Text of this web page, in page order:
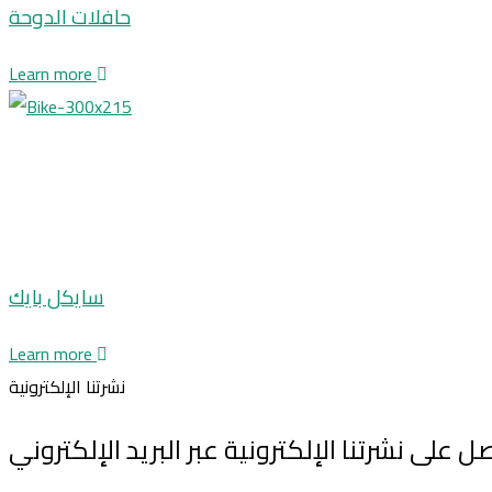
حافلات الدوحة
Learn more
سايكل بايك
Learn more
نشرتنا الإلكترونية
على نشرتنا الإلكترونية عبر البريد الإلكتروني